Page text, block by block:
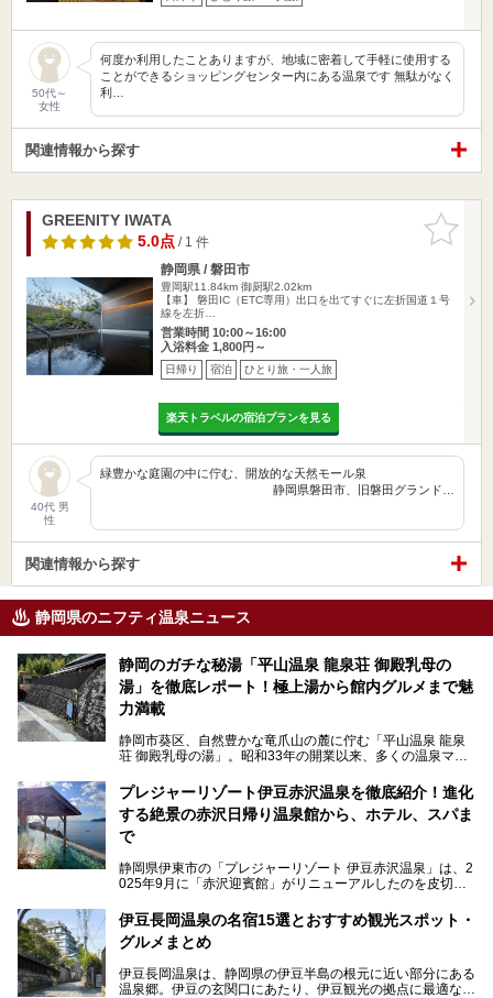
50代～
女性
何度か利用したことありますが、地域に密着して手軽に使用する
ことができるショッピングセンター内にある温泉です 無駄がなく
利…
関連情報から探す
お気に入
りに追加
GREENITY IWATA
5.0点/ 1 件
静岡県 / 磐田市
豊岡駅11.84km 御厨駅2.02km
【車】 磐田IC（ETC専用）出口を出てすぐに左折国道１号
線を左折…
営業時間 10:00～16:00
入浴料金 1,800円～
日帰り 宿泊 ひとり旅・一人旅
楽天トラベルの宿泊プランを見る
40代 男
性
緑豊かな庭園の中に佇む、開放的な天然モール泉
静岡県磐田市、旧磐田グランド…
関連情報から探す
静岡県のニフティ温泉ニュース
静岡のガチな秘湯「平山温泉 龍泉荘 御殿乳母の
湯」を徹底レポート！極上湯から館内グルメまで魅
力満載
静岡市葵区、自然豊かな竜爪山の麓に佇む「平山温泉 龍泉
荘 御殿乳母の湯」。昭和33年の開業以来、多くの温泉マニ
極上温泉です。お湯はもちろん、実はグルメも揃っているん
です。多くのファンを持つ、その圧倒的なこだわりと魅力を
解説します。
プレジャーリゾート伊豆赤沢温泉を徹底紹介！進化
する絶景の赤沢日帰り温泉館から、ホテル、スパま
で
静岡県伊東市の「プレジャーリゾート 伊豆赤沢温泉」は、2
025年9月に「赤沢迎賓館」がリニューアルしたのを皮切り
館」、「RED 28 HOTEL」がリニューアル。さらにこのあ
とグランピング施設のGRAX EARTH FIELD（グラックスア
ースフィールド）、大型屋内アミューズメント施設のPLEA
予定。
伊豆長岡温泉の名宿15選とおすすめ観光スポット・
グルメまとめ
伊豆長岡温泉は、静岡県の伊豆半島の根元に近い部分にある
温泉郷。伊豆の玄関口にあたり、伊豆観光の拠点に最適な立